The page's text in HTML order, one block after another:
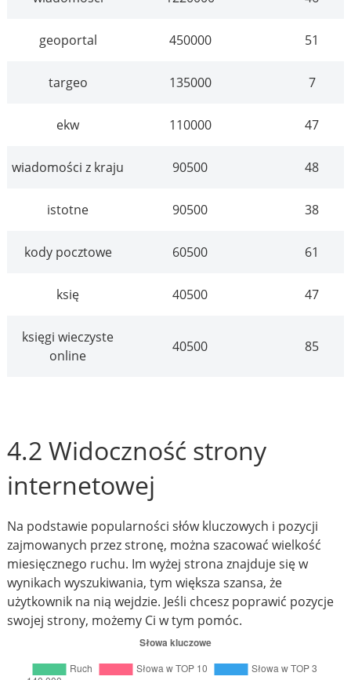
geoportal 450000 51
targeo 135000 7
ekw 110000 47
wiadomości z kraju 90500 48
istotne 90500 38
kody pocztowe 60500 61
księ 40500 47
księgi wieczyste
online
40500 85
4.2 Widoczność strony
internetowej
Na podstawie popularności słów kluczowych i pozycji
zajmowanych przez stronę, można szacować wielkość
miesięcznego ruchu. Im wyżej strona znajduje się w
wynikach wyszukiwania, tym większa szansa, że
użytkownik na nią wejdzie. Jeśli chcesz poprawić pozycje
swojej strony, możemy Ci w tym pomóc.